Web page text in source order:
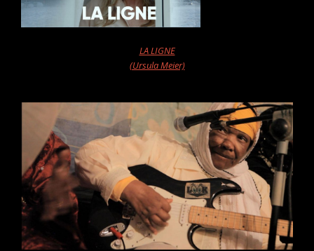
LA LIGNE
(Ursula Meier)